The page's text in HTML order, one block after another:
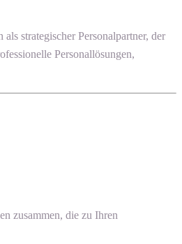
strategischer Personalpartner, der
Personallösungen,
zusammen, die zu Ihren